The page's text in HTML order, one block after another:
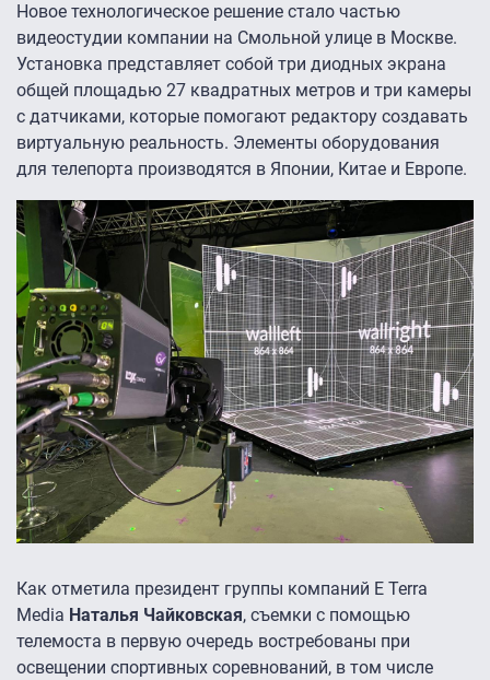
Новое технологическое решение стало частью
видеостудии компании на Смольной улице в Москве.
Установка представляет собой три диодных экрана
общей площадью 27 квадратных метров и три камеры
с датчиками, которые помогают редактору создавать
виртуальную реальность. Элементы оборудования
для телепорта производятся в Японии, Китае и Европе.
Как отметила президент группы компаний E Terra
Media Наталья Чайковская, съемки с помощью
телемоста в первую очередь востребованы при
освещении спортивных соревнований, в том числе